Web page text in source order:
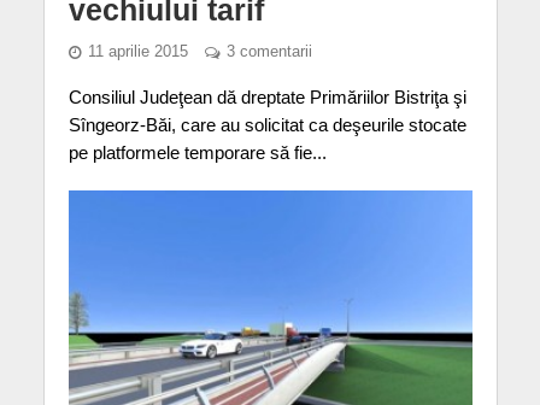
vechiului tarif
11 aprilie 2015 3 comentarii
Consiliul Judeţean dă dreptate Primăriilor Bistriţa şi
Sîngeorz-Băi, care au solicitat ca deşeurile stocate
pe platformele temporare să fie...